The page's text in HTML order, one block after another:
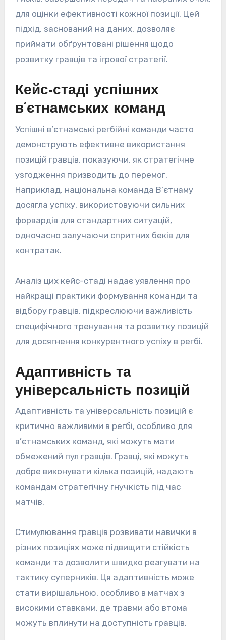
для оцінки ефективності кожної позиції. Цей
підхід, заснований на даних, дозволяє
приймати обґрунтовані рішення щодо
розвитку гравців та ігрової стратегії.
Кейс-стаді успішних
в’єтнамських команд
Успішні в’єтнамські регбійні команди часто
демонструють ефективне використання
позицій гравців, показуючи, як стратегічне
узгодження призводить до перемог.
Наприклад, національна команда В’єтнаму
досягла успіху, використовуючи сильних
форвардів для стандартних ситуацій,
одночасно залучаючи спритних беків для
контратак.
Аналіз цих кейс-стаді надає уявлення про
найкращі практики формування команди та
відбору гравців, підкреслюючи важливість
специфічного тренування та розвитку позицій
для досягнення конкурентного успіху в регбі.
Адаптивність та
універсальність позицій
Адаптивність та універсальність позицій є
критично важливими в регбі, особливо для
в’єтнамських команд, які можуть мати
обмежений пул гравців. Гравці, які можуть
добре виконувати кілька позицій, надають
командам стратегічну гнучкість під час
матчів.
Стимулювання гравців розвивати навички в
різних позиціях може підвищити стійкість
команди та дозволити швидко реагувати на
тактику суперників. Ця адаптивність може
стати вирішальною, особливо в матчах з
високими ставками, де травми або втома
можуть вплинути на доступність гравців.